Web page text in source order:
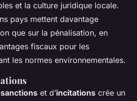
et la culture juridique locale.
pays mettent davantage
que sur la pénalisation, en
fiscaux pour les
les normes environnementales.
sanctions et d’incitations crée un